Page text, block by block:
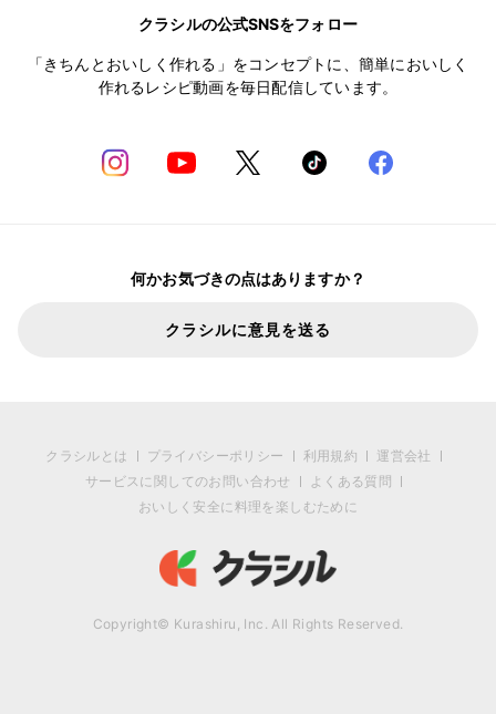
クラシルの公式SNSをフォロー
「きちんとおいしく作れる」をコンセプトに、簡単においしく
作れるレシピ動画を毎日配信しています。
何かお気づきの点はありますか？
クラシルに意見を送る
クラシルとは プライバシーポリシー 利用規約
運営会社
サービスに関してのお問い合わせ
よくある質問
おいしく安全に料理を楽しむために
Copyright© Kurashiru, Inc. All Rights Reserved.